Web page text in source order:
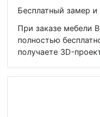
Бесплатный замер
При заказе мебели
полностью
получаете 3D-